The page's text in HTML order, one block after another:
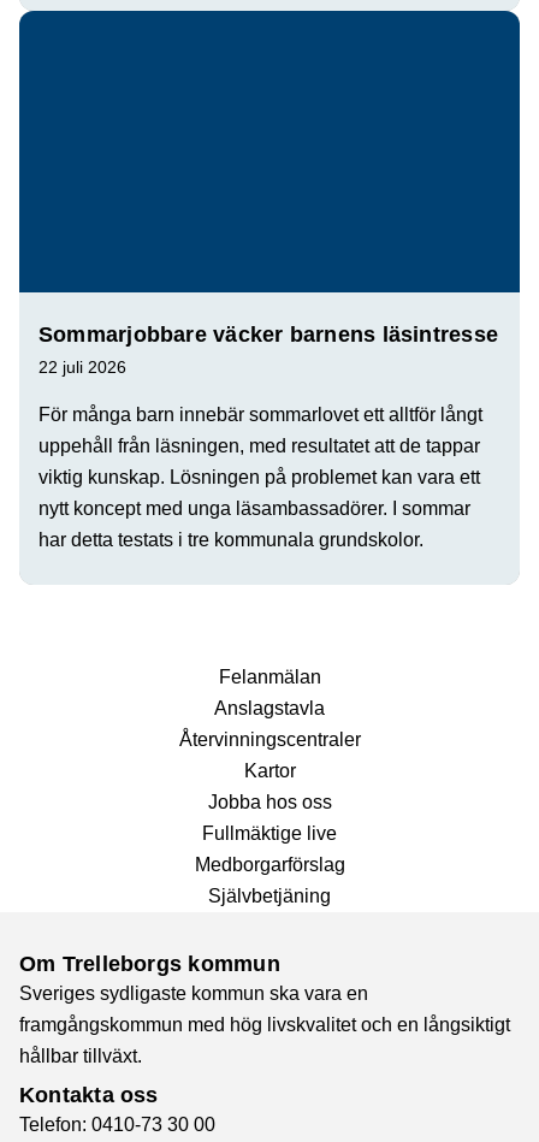
Sommarjobbare väcker barnens läsintresse
22 juli 2026
För många barn innebär sommarlovet ett alltför långt
uppehåll från läsningen, med resultatet att de tappar
viktig kunskap. Lösningen på problemet kan vara ett
nytt koncept med unga läsambassadörer. I sommar
har detta testats i tre kommunala grundskolor.
Fel­anmälan
Anslags­tavla
Återvinnings­centraler
Kartor
Jobba hos oss
Fullmäktige live
Medborgarförslag
Självbetjäning
Om Trelleborgs kommun
Sveriges sydligaste kommun ska vara en
framgångskommun med hög livskvalitet och en långsiktigt
hållbar tillväxt.
Kontakta oss
Telefon: 0410-73 30 00